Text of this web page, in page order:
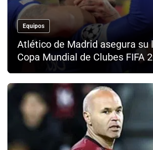
Equipos
Atlético de Madrid asegura su
Copa Mundial de Clubes FIFA